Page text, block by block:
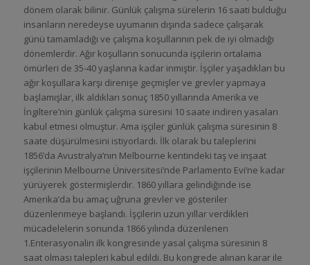
dönem olarak bilinir. Günlük çalışma sürelerin 16 saati bulduğu
insanların neredeyse uyumanın dışında sadece çalışarak
günü tamamladığı ve çalışma koşullarının pek de iyi olmadığı
dönemlerdir. Ağır koşulların sonucunda işçilerin ortalama
ömürleri de 35-40 yaşlarına kadar inmiştir. İşçiler yaşadıkları bu
ağır koşullara karşı direnişe geçmişler ve grevler yapmaya
başlamışlar, ilk aldıkları sonuç 1850 yıllarında Amerika ve
İngiltere’nin günlük çalışma süresini 10 saate indiren yasaları
kabul etmesi olmuştur. Ama işçiler günlük çalışma süresinin 8
saate düşürülmesini istiyorlardı. İlk olarak bu taleplerini
1856’da Avustralya’nın Melbourne kentindeki taş ve inşaat
işçilerinin Melbourne Üniversitesi’nde Parlamento Evi’ne kadar
yürüyerek göstermişlerdir. 1860 yıllara gelindiğinde ise
Amerika’da bu amaç uğruna grevler ve gösteriler
düzenlenmeye başlandı. İşçilerin uzun yıllar verdikleri
mücadelelerin sonunda 1866 yılında düzenlenen
1.Enterasyonalin ilk kongresinde yasal çalışma süresinin 8
saat olması talepleri kabul edildi. Bu kongrede alınan karar ile